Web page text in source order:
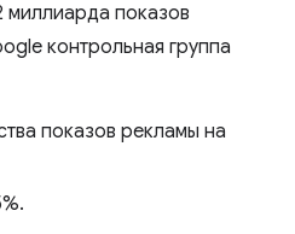
миллиарда показов
контрольная группа
показов рекламы на